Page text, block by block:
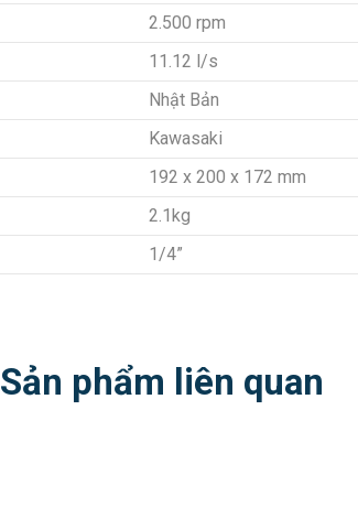
2.500 rpm
11.12 l/s
Nhật Bản
Kawasaki
192 x 200 x 172 mm
2.1kg
1/4”
Sản phẩm liên quan